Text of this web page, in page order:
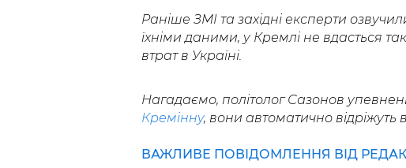
Раніше ЗМІ та західні експерти
їхніми даними, у Кремлі не вдасться
втрат в Україні.
Нагадаємо, політолог Сазонов
Кремінну, вони автоматично відріжуть
ВАЖЛИВЕ ПОВІДОМЛЕННЯ ВІД